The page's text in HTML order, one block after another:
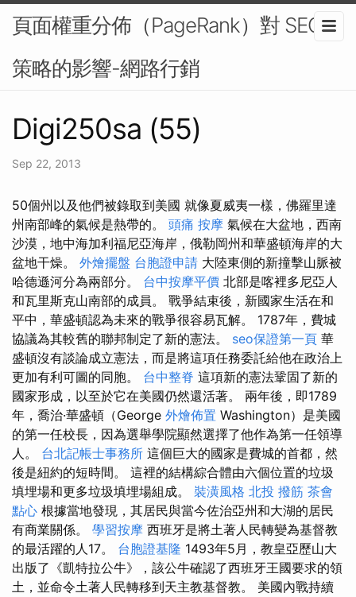
頁面權重分佈（PageRank）對 SEO
策略的影響-網路行銷
Digi250sa (55)
Sep 22, 2013
50個州以及他們被錄取到美國 就像夏威夷一樣，佛羅里達
州南部峰的氣候是熱帶的。 頭痛 按摩 氣候在大盆地，西南
沙漠，地中海加利福尼亞海岸，俄勒岡州和華盛頓海岸的大
盆地干燥。 外燴擺盤 台胞證申請 大陸東側的新撞擊山脈被
哈德遜河分為兩部分。 台中按摩平價 北部是喀裡多尼亞人
和瓦里斯克山南部的成員。 戰爭結束後，新國家生活在和
平中，華盛頓認為未來的戰爭很容易瓦解。 1787年，費城
協議為其較舊的聯邦制定了新的憲法。 seo保證第一頁 華
盛頓沒有談論成立憲法，而是將這項任務委託給他在政治上
更加有利可圖的同胞。 台中整脊 這項新的憲法鞏固了新的
國家形成，以至於它在美國仍然還活著。 兩年後，即1789
年，喬治·華盛頓（George 外燴佈置 Washington）是美國
的第一任校長，因為選舉學院顯然選擇了他作為第一任領導
人。 台北記帳士事務所 這個巨大的國家是費城的首都，然
後是紐約的短時間。 這裡的結構綜合體由六個位置的垃圾
填埋場和更多垃圾填埋場組成。 裝潢風格 北投 撥筋 茶會
點心 根據當地發現，其居民與當今佐治亞州和大湖的居民
有商業關係。 學習按摩 西班牙是將土著人民轉變為基督教
的最活躍的人17。 台胞證基隆 1493年5月，教皇亞歷山大
出版了《凱特拉公牛》，該公牛確認了西班牙王國要求的領
土，並命令土著人民轉移到天主教基督教。 美國內戰持續